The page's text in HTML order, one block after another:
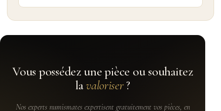
Vous possédez une pièce ou souhaitez
lavaloriser?
Nos experts numismates expertisent gratuitement vos pièces, en